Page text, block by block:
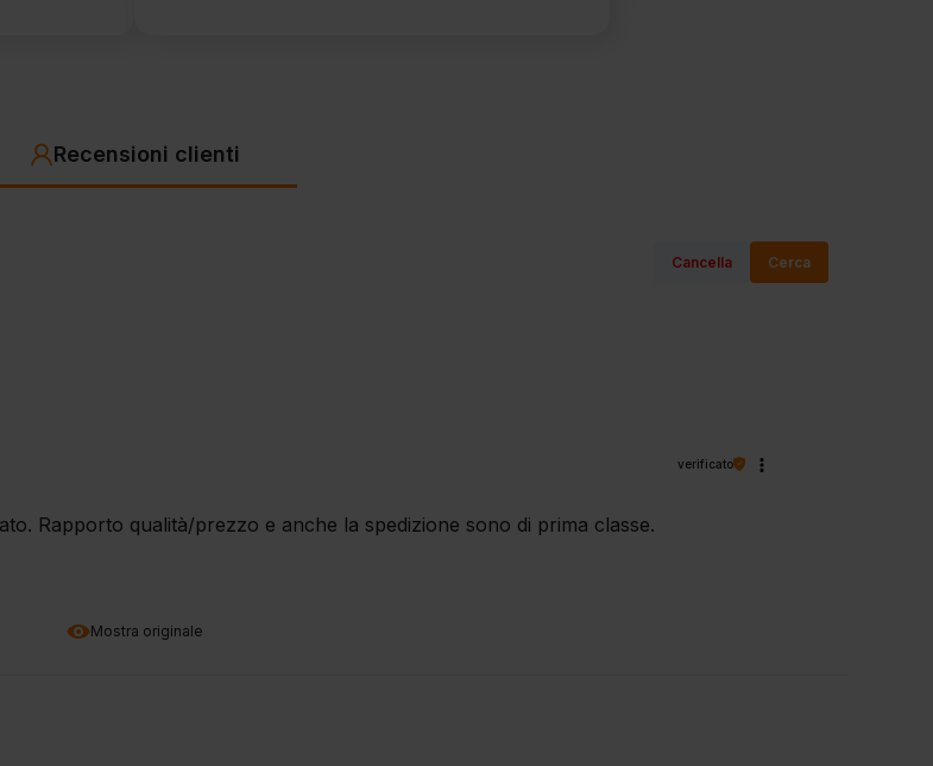
Recensioni clienti
Cancella Cerca
Mostra originale
verificato
Rapporto qualità/prezzo e anche la spedizione sono di prima classe.